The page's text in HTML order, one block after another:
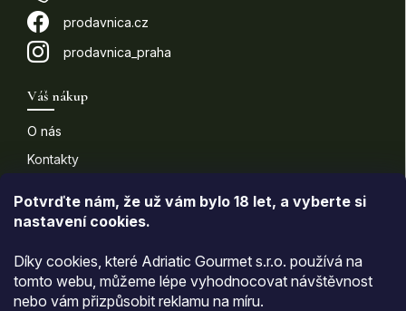
Potvrďte nám​​, že už vám bylo 18 let, a vyberte si
nastavení cookies.
Díky cookies, které Adriatic Gourmet s.r.o. používá na
tomto webu, můžeme lépe vyhodnocovat návštěvnost
nebo vám přizpůsobit reklamu na míru.
prodavnica.cz
prodavnica_praha
Váš nákup
O nás
Kontakty
Všeobecné obchodní podmínky
Podmínky ochrany osobních údajů